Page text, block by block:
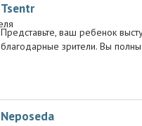
Tsentr
Представьте, ваш ребенок
благодарные зрители. Вы полны
Neposeda